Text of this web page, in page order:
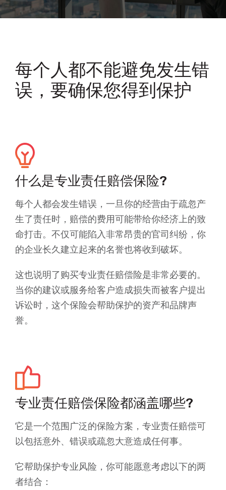
每个人都不能避免发生错
误，要确保您得到保护
什么是专业责任赔偿保险?
每个人都会发生错误，一旦你的经营由于疏忽产
生了责任时，赔偿的费用可能带给你经济上的致
命打击。不仅可能陷入非常昂贵的官司纠纷，你
的企业长久建立起来的名誉也将收到破坏。
这也说明了购买专业责任赔偿险是非常必要的。
当你的建议或服务给客户造成损失而被客户提出
诉讼时，这个保险会帮助保护的资产和品牌声
誉。
专业责任赔偿保险都涵盖哪些?
它是一个范围广泛的保险方案，专业责任赔偿可
以包括意外、错误或疏忽大意造成任何事。
它帮助保护专业风险，你可能愿意考虑以下的两
者结合：